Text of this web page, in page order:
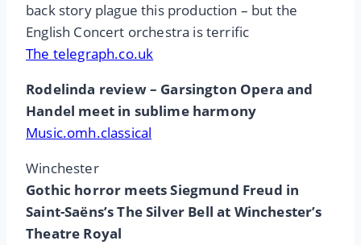
back story plague this production – but the
English Concert orchestra is terrific
The telegraph.co.uk
Rodelinda review – Garsington Opera and
Handel meet in sublime harmony
Music.omh.classical
Winchester
Gothic horror meets Siegmund Freud in
Saint-Saëns’s The Silver Bell at Winchester’s
Theatre Royal